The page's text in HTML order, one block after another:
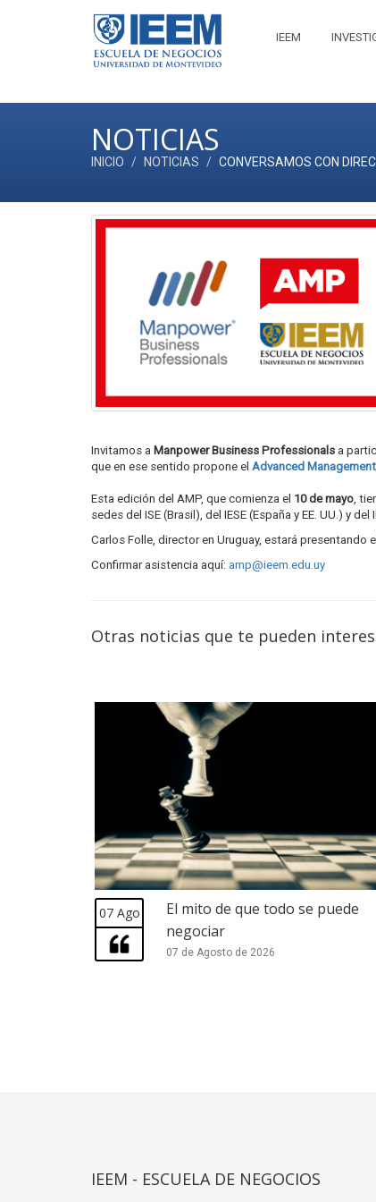
IEEM
NOTICIAS
INICIO NOTICIAS CONVERSAMOS CON
Invitamos a Manpower Business Professionals a
que en ese sentido propone el Advanced
Esta edición del AMP, que comienza el 10 de mayo ,
sedes del ISE (Brasil), del IESE (España y EE. UU.) y
Carlos Folle, director en Uruguay, estará presentando
Confirmar asistencia aquí: amp@ieem.edu.uy
Otras noticias que te pueden
07 Ago
El mito de que todo se puede
negociar
07 de Agosto de 2026
IEEM - ESCUELA DE NEGOCIOS